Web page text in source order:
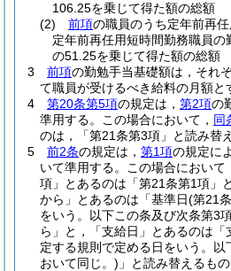
106.25を乗じて得た額の総額
(2)
前項の職員のうち定年前再
定年前再任用短時間勤務職員
の51.25を乗じて得た額の総額
3
前項の勤勉手当基礎額は，それ
て職員が受けるべき給料の月額と
4
第20条第5項の規定は， 第2項の
準用する。
この場合において， 同
のは，「第21条第3項」と読み替
5
前2条の規定は， 第1項の規定に
いて準用する。
この場合において
項」とあるのは「第21条第1項」
から」とあるのは「基準日(第21
をいう。以下この条及び次条第3
ら」と，「支給日」とあるのは「
定する規則で定める日をいう。以
おいて同じ。) 」と読み替えるもの